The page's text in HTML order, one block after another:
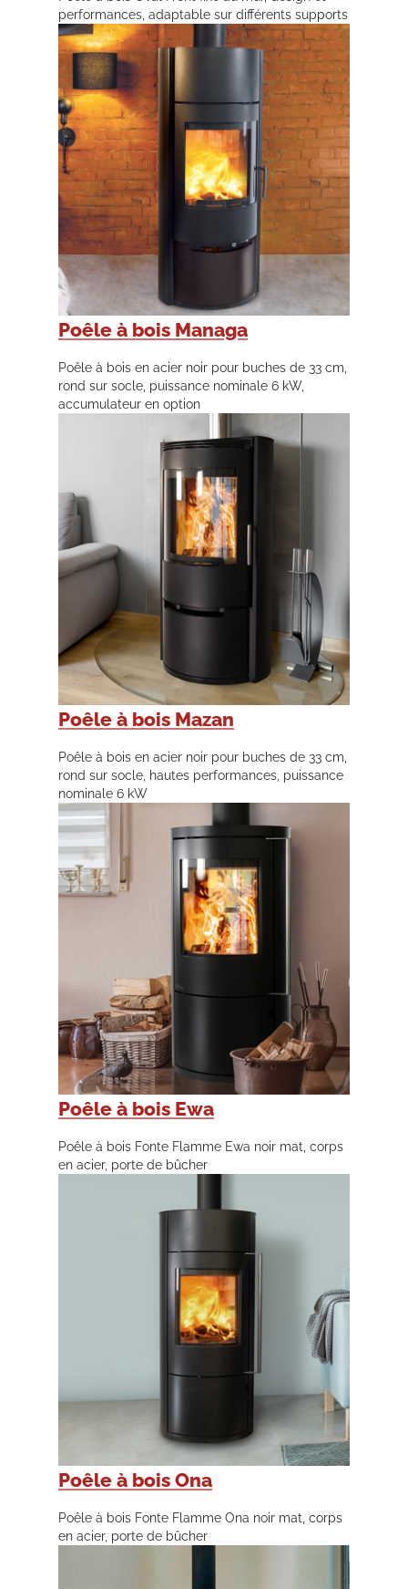
performances, adaptable sur différents supports
Poêle à bois Managa
Poêle à bois en acier noir pour buches de 33 cm,
rond sur socle, puissance nominale 6 kW,
accumulateur en option
Poêle à bois Mazan
Poêle à bois en acier noir pour buches de 33 cm,
rond sur socle, hautes performances, puissance
nominale 6 kW
Poêle à bois Ewa
Poêle à bois Fonte Flamme Ewa noir mat, corps
en acier, porte de bûcher
Poêle à bois Ona
Poêle à bois Fonte Flamme Ona noir mat, corps
en acier, porte de bûcher